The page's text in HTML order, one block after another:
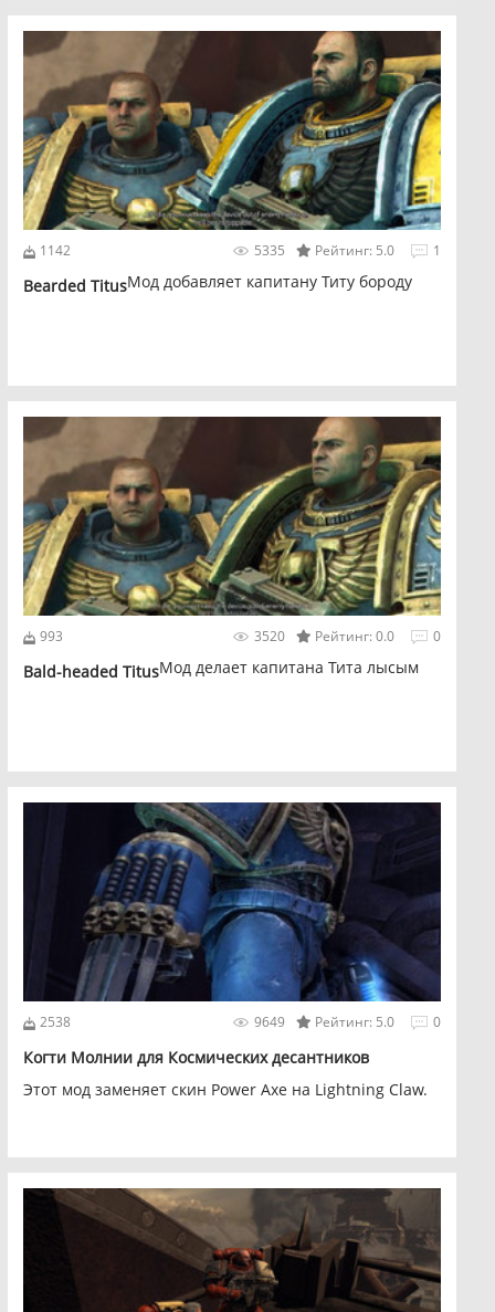
1142 1
Рейтинг: 5.0
5335
Bearded TitusМод добавляет капитану Титу бороду
993 0
Рейтинг: 0.0
3520
Bald-headed TitusМод делает капитана Тита лысым
2538 0
Рейтинг: 5.0
9649
Когти Молнии для Космических десантников
Этот мод заменяет скин Power Axe на Lightning Claw.